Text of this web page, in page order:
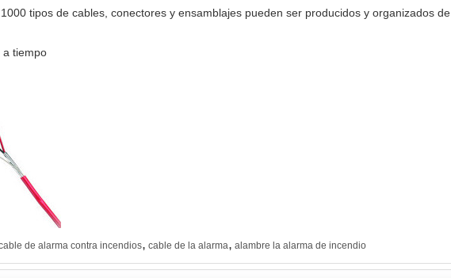
tipos de cables, conectores y ensamblajes pueden ser producidos y organizados de
a tiempo
de alarma contra incendios, cable de la alarma, alambre la alarma de incendio